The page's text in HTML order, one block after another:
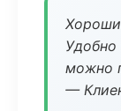
Удобно
можно
—